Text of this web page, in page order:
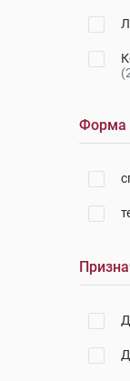
Форма